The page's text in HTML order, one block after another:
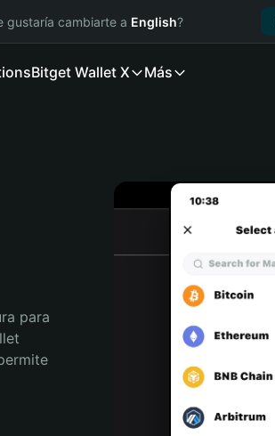
gustaría cambiarte a English?
Bitget Wallet X Más
para